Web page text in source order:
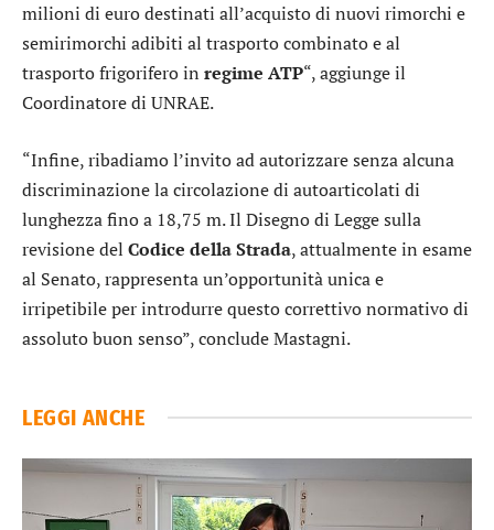
milioni di euro destinati all’acquisto di nuovi rimorchi e
semirimorchi adibiti al trasporto combinato e al
trasporto frigorifero in regime ATP“, aggiunge il
Coordinatore di UNRAE.
“Infine, ribadiamo l’invito ad autorizzare senza alcuna
discriminazione la circolazione di autoarticolati di
lunghezza fino a 18,75 m. Il Disegno di Legge sulla
revisione del Codice della Strada, attualmente in esame
al Senato, rappresenta un’opportunità unica e
irripetibile per introdurre questo correttivo normativo di
assoluto buon senso”, conclude Mastagni.
LEGGI ANCHE